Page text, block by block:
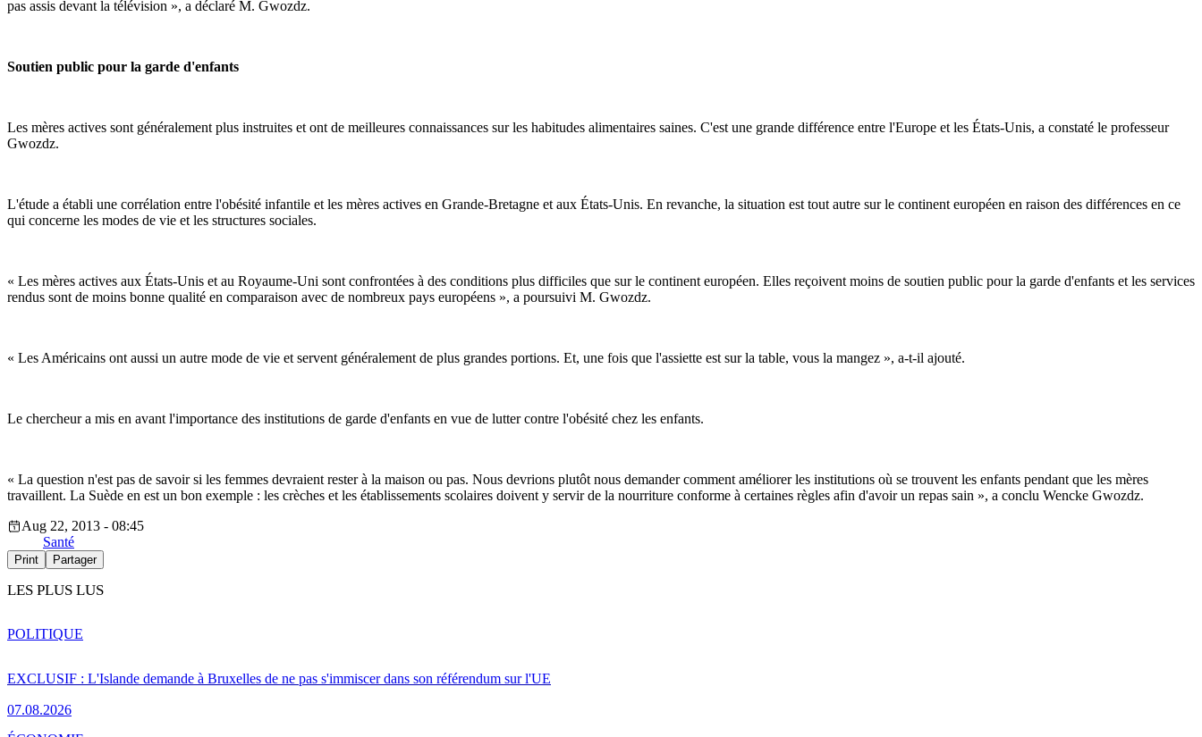
pas assis devant la télévision », a déclaré M. Gwozdz.
Soutien public pour la garde d'enfants
Les mères actives sont généralement plus instruites et ont de meilleures connaissances sur les habitudes alimentaires saines. C'est une grande différence entre l'Europe et les États-Unis, a constaté le professeur
Gwozdz.
L'étude a établi une corrélation entre l'obésité infantile et les mères actives en Grande-Bretagne et aux États-Unis. En revanche, la situation est tout autre sur le continent européen en raison des différences en ce
qui concerne les modes de vie et les structures sociales.
« Les mères actives aux États-Unis et au Royaume-Uni sont confrontées à des conditions plus difficiles que sur le continent européen. Elles reçoivent moins de soutien public pour la garde d'enfants et les services
rendus sont de moins bonne qualité en comparaison avec de nombreux pays européens », a poursuivi M. Gwozdz.
« Les Américains ont aussi un autre mode de vie et servent généralement de plus grandes portions. Et, une fois que l'assiette est sur la table, vous la mangez », a-t-il ajouté.
Le chercheur a mis en avant l'importance des institutions de garde d'enfants en vue de lutter contre l'obésité chez les enfants.
« La question n'est pas de savoir si les femmes devraient rester à la maison ou pas. Nous devrions plutôt nous demander comment améliorer les institutions où se trouvent les enfants pendant que les mères
travaillent. La Suède en est un bon exemple : les crèches et les établissements scolaires doivent y servir de la nourriture conforme à certaines règles afin d'avoir un repas sain », a conclu Wencke Gwozdz.
Aug 22, 2013 - 08:45
Santé
Print Partager
LES PLUS LUS
EXCLUSIF : L'Islande demande à Bruxelles de ne pas s'immiscer dans son référendum sur l'UE
07.08.2026
POLITIQUE